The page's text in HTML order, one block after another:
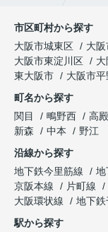
市区町村から探す
大阪市城東区
大
大阪市東淀川区
東大阪市
大阪市
町名から探す
関目
鴫野西 高殿
新森
中本
野江
沿線から探す
地下鉄今里筋線
地
京阪本線
片町線
大阪環状線
地下鉄
駅から探す